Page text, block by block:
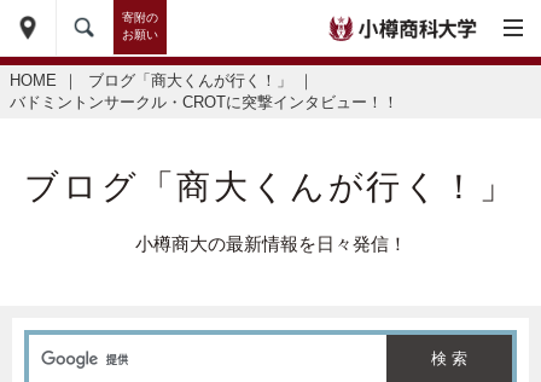
寄附の
お願い
HOME ｜ ブログ「商大くんが行く！」
｜
バドミントンサークル・CROTに突撃インタビュー！！
ブログ「商大くんが行く！」
小樽商大の最新情報を日々発信！